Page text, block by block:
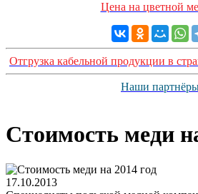
Цена на цветной
Отгрузка кабельной продукции в
Наши
Стоимость меди
17.10.2013